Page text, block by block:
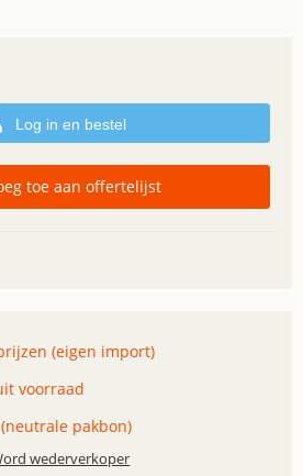
Log in en bestel
toe aan offertelijst
(eigen import)
voorraad
pakbon)
wederverkoper